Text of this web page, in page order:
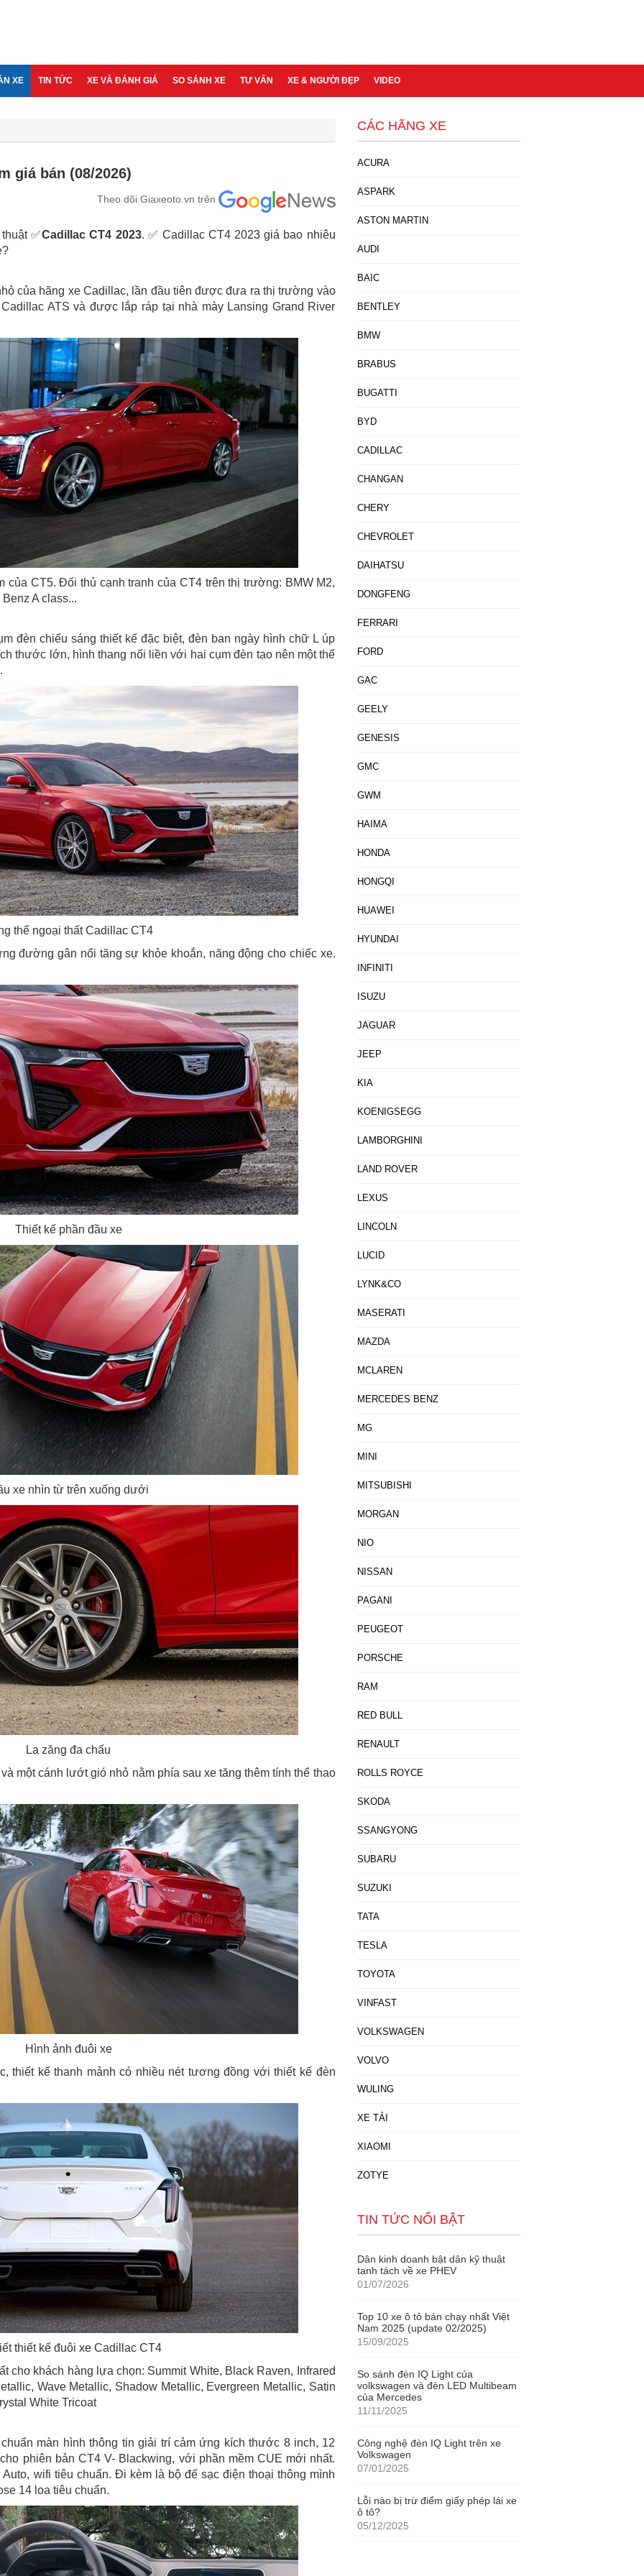
XE TIN TỨC XE VÀ ĐÁNH GIÁ SO SÁNH XE TƯ VẤN XE & NGƯỜI ĐẸP VIDEO
giá bán (08/2026)
Theo dõi Giaxeoto.vn trên
✅Cadillac CT4 2023. ✅ Cadillac CT4 2023 giá bao nhiêu
của hãng xe Cadillac, lần đầu tiên được đưa ra thị trường vào
ATS và được lắp ráp tại nhà mày Lansing Grand River
của CT5. Đối thủ cạnh tranh của CT4 trên thị trường: BMW M2,
A class...
đèn chiếu sáng thiết kế đặc biệt, đèn ban ngày hình chữ L úp
thước lớn, hình thang nối liền với hai cụm đèn tạo nên một thể
thể ngoại thất Cadillac CT4
đường gân nổi tăng sự khỏe khoắn, năng động cho chiếc xe.
Thiết kế phần đầu xe
xe nhìn từ trên xuống dưới
La zăng đa chấu
một cánh lướt gió nhỏ nằm phía sau xe tăng thêm tính thể thao
Hình ảnh đuôi xe
thiết kế thanh mảnh có nhiều nét tương đồng với thiết kế đèn
thiết kế đuôi xe Cadillac CT4
cho khách hàng lựa chọn: Summit White, Black Raven, Infrared
Wave Metallic, Shadow Metallic, Evergreen Metallic, Satin
White Tricoat
màn hình thông tin giải trí cảm ứng kích thước 8 inch, 12
phiên bản CT4 V- Blackwing, với phần mềm CUE mới nhất.
wifi tiêu chuẩn. Đi kèm là bộ đế sạc điện thoại thông mình
14 loa tiêu chuẩn.
CÁC HÃNG XE
ACURA
ASPARK
ASTON MARTIN
AUDI
BAIC
BENTLEY
BMW
BRABUS
BUGATTI
BYD
CADILLAC
CHANGAN
CHERY
CHEVROLET
DAIHATSU
DONGFENG
FERRARI
FORD
GAC
GEELY
GENESIS
GMC
GWM
HAIMA
HONDA
HONGQI
HUAWEI
HYUNDAI
INFINITI
ISUZU
JAGUAR
JEEP
KIA
KOENIGSEGG
LAMBORGHINI
LAND ROVER
LEXUS
LINCOLN
LUCID
LYNK&CO
MASERATI
MAZDA
MCLAREN
MERCEDES BENZ
MG
MINI
MITSUBISHI
MORGAN
NIO
NISSAN
PAGANI
PEUGEOT
PORSCHE
RAM
RED BULL
RENAULT
ROLLS ROYCE
SKODA
SSANGYONG
SUBARU
SUZUKI
TATA
TESLA
TOYOTA
VINFAST
VOLKSWAGEN
VOLVO
WULING
XE TẢI
XIAOMI
ZOTYE
TIN TỨC NỔI BẬT
Dân kinh doanh bật dân kỹ thuật
tanh tách về xe PHEV
01/07/2026
Top 10 xe ô tô bán chạy nhất Việt
Nam 2025 (update 02/2025)
15/09/2025
So sánh đèn IQ Light của
volkswagen và đèn LED Multibeam
của Mercedes
11/11/2025
Công nghệ đèn IQ Light trên xe
Volkswagen
07/01/2025
Lỗi nào bị trừ điểm giấy phép lái xe
ô tô?
05/12/2025